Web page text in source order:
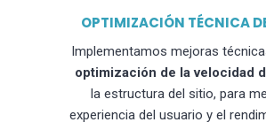
OPTIMIZACIÓN TÉCNICA
Implementamos mejoras
optimización de la velocidad
la estructura del sitio, para
experiencia del usuario y el